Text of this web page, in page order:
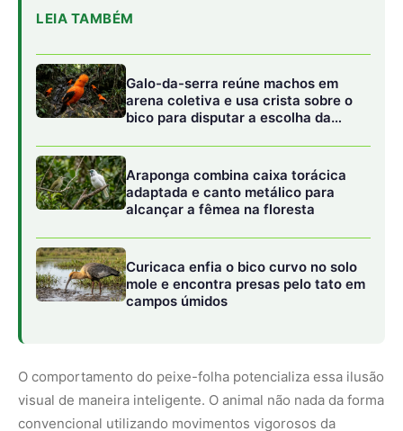
O comportamento do peixe-folha potencializa essa ilusão
visual de maneira inteligente. O animal não nada da forma
convencional utilizando movimentos vigorosos da
nadadeira caudal. Ele permanece suspenso na coluna
d’água em uma posição diagonal ou invertida, com a
cabeça apontada para baixo, exatamente como uma folha
real flutuaria ao perder densidade. Para se mover em
direção às suas presas sem gerar ondas de pressão que
acionariam a linha lateral de outros peixes, ele utiliza
exclusivamente pequenas nadadeiras peitorais e dorsais
vibram de forma quase imperceptível, impulsionando o
com que ele pareça ser deslocado apenas pelo fluxo
natural da água.